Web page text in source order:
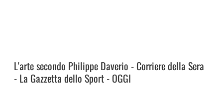
L'arte secondo Philippe Daverio - Corriere della Sera
- La Gazzetta dello Sport - OGGI